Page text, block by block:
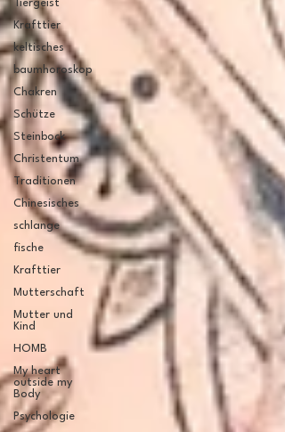
Tiergeist
Krafttier
keltisches
baumhoroskop
Chakren
Schütze
Steinbock
Christentum
Traditionen
Chinesisches
schlange
fische
Krafttier
Mutterschaft
Mutter und
Kind
HOMB
My heart
outside my
Body
Psychologie